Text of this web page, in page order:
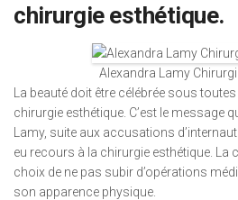
chirurgie esthétique.
Alexandra Lamy
La beauté doit être célébrée sous
chirurgie esthétique. C’est le message
Lamy, suite aux accusations
eu recours à la chirurgie esthétique. La
choix de ne pas subir d’opérations
son apparence physique.